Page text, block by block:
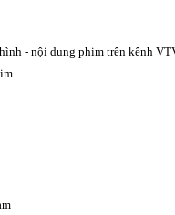
- nội dung phim trên kênh